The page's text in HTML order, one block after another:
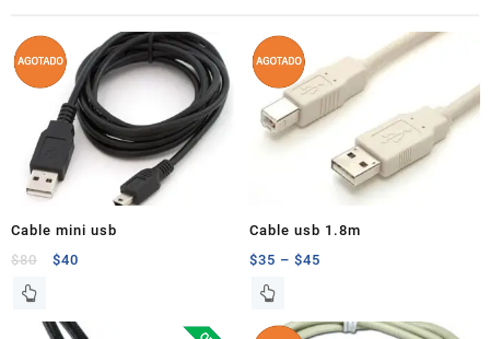
Cable mini usb
$80 $40
Cable usb 1.8m
$35 –$45